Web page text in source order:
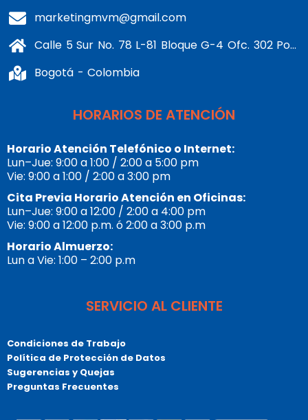
marketingmvm@gmail.com
Calle 5 Sur No. 78 L-81 Bloque G-4 Ofc. 302 Portería 1 Banderas - Kennedy
Bogotá - Colombia
HORARIOS DE ATENCIÓN
Horario Atención Telefónico o Internet:
Lun–Jue: 9:00 a 1:00 / 2:00 a 5:00 pm
Vie: 9:00 a 1:00 / 2:00 a 3:00 pm
Cita Previa Horario Atención en Oficinas:
Lun–Jue: 9:00 a 12:00 / 2:00 a 4:00 pm
Vie: 9:00 a 12:00 p.m. ó 2:00 a 3:00 p.m
Horario Almuerzo:
Lun a Vie: 1:00 – 2:00 p.m
SERVICIO AL CLIENTE
Condiciones de Trabajo
Política de Protección de Datos
Sugerencias y Quejas
Preguntas Frecuentes